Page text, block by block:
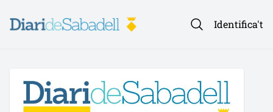
Identifica't